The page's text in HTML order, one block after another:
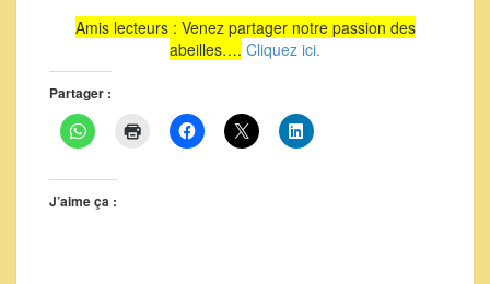
Amis lecteurs : Venez partager notre passion des
abeilles…. Cliquez ici.
Partager :
J’aime ça :